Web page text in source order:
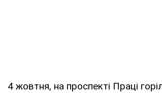
4 жовтня, на проспекті Праці